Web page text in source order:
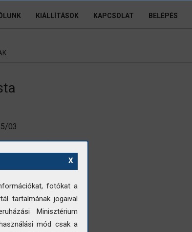
KIÁLLÍTÁSOK KAPCSOLAT BELÉPÉS
03
Intézet)
X
fotókat a
tartalmának jogaival
Minisztérium
mód csak a